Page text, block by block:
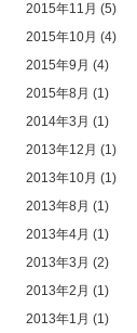
2015年11月 (5)
2015年10月 (4)
2015年9月 (4)
2015年8月 (1)
2014年3月 (1)
2013年12月 (1)
2013年10月 (1)
2013年8月 (1)
2013年4月 (1)
2013年3月 (2)
2013年2月 (1)
2013年1月 (1)